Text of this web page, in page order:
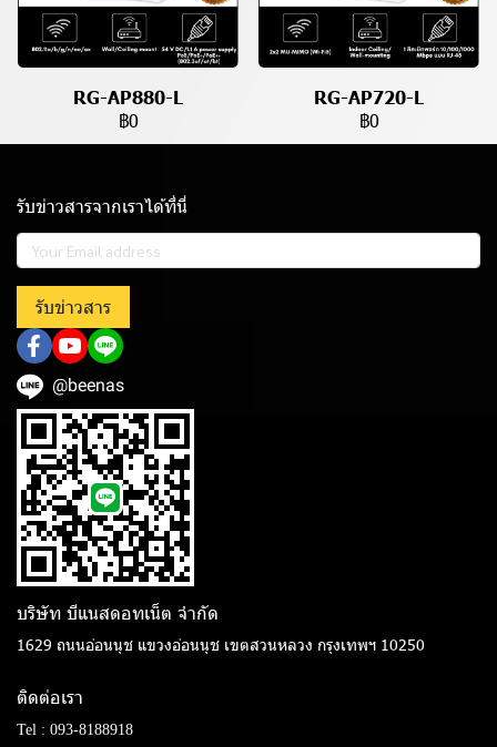
RG-AP880-L
฿0
RG-AP720-L
฿0
รับข่าวสารจากเราได้ที่นี่
รับข่าวสาร
@beenas
บริษัท บีแนสดอทเน็ต จํากัด
1629 ถนนอ่อนนุช แขวงอ่อนนุช เขตสวนหลวง กรุงเทพฯ 10250
ติดต่อเรา
Tel : 093-8188918